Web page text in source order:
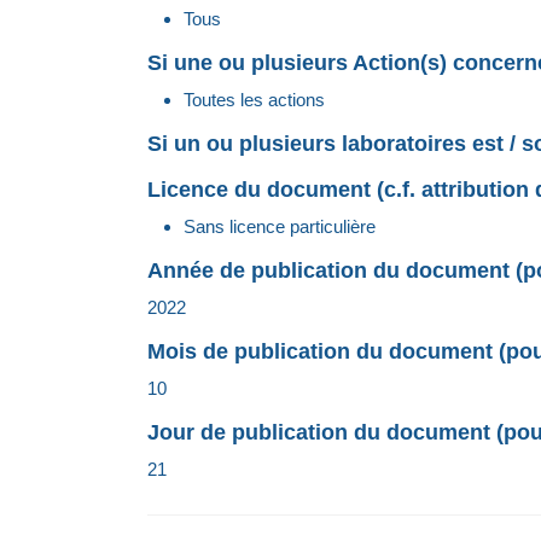
Tous
Si une ou plusieurs Action(s)
Toutes les actions
Si un ou plusieurs laboratoires est /
Licence du document (c.f. attribution
Sans licence particulière
Année de publication du document
2022
Mois de publication du document
10
Jour de publication du document
21